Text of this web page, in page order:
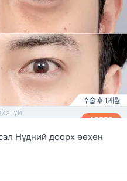
AFTER
Нүдний доорх өөхөн